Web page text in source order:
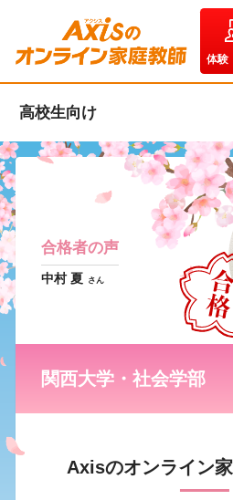
体験
高校生向け
合格者の声
中村 夏 さん
関西大学・社会学部
Axisのオンライン